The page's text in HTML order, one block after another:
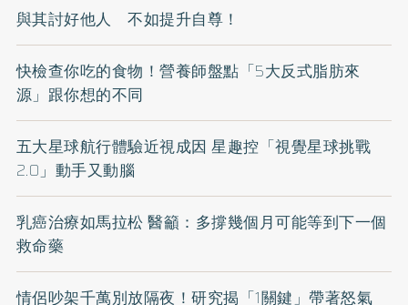
與其討好他人 不如提升自尊！
快檢查你吃的食物！營養師盤點「5大反式脂肪來
源」跟你想的不同
五大星球航行體驗近視成因 星趣控「視覺星球挑戰
2.0」動手又動腦
乳癌治療如馬拉松 醫籲：多撐幾個月可能等到下一個
救命藥
情侶吵架千萬別放隔夜！研究揭「1關鍵」帶著怒氣